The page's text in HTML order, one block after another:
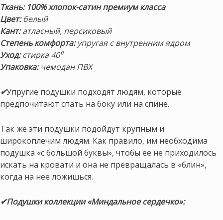
Ткань: 100% хлопок-сатин премиум класса
Цвет:белый
Кант:атласный, персиковый
Степень комфорта:упругая с внутренним ядром
Уход:стирка 40⁰
Упаковка:чемодан ПВХ
✔Упругие подушки подходят людям, которые
предпочитают спать на боку или на спине.
Так же эти подушки подойдут крупным и
широкоплечим людям. Как правило, им необходима
подушка «с большой буквы», чтобы ее не приходилось
искать на кровати и она не превращалась в «блин»,
когда на нее ложишься.
✔Подушки коллекции «Миндальное сердечко»: